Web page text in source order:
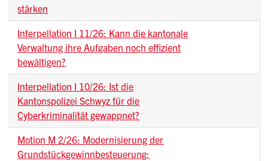
stärken
Interpellation I 11/26: Kann die kantonale
Verwaltung ihre Aufgaben noch effizient
bewältigen?
Interpellation I 10/26: Ist die
Kantonspolizei Schwyz für die
Cyberkriminalität gewappnet?
Motion M 2/26: Modernisierung der
Grundstückgewinnbesteuerung: